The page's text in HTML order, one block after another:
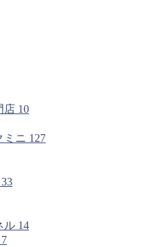
店 10
ミニ 127
33
ル 14
7